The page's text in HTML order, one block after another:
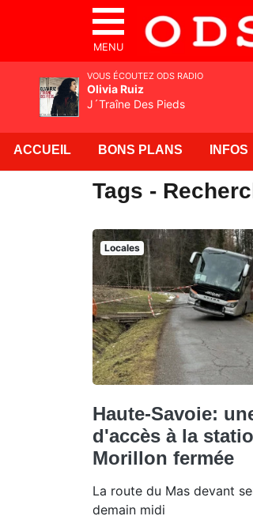
MENU
ACCUEIL BONS PLANS INFOS
Tags -
Locales
Haute-Savoie:
d'accès à la
Morillon fermée
La route du Mas devant
demain midi
VOUS ÉCOUTEZ ODS RADIO
Olivia Ruiz
J´Traîne Des Pieds